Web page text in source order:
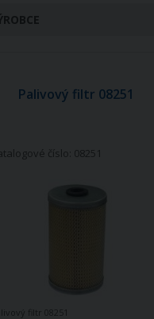
Palivový filtr 08251
číslo: 08251
filtr 08251